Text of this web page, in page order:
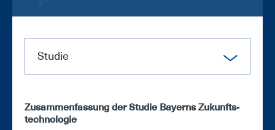
Stu­die
Zu­sam­men­fas­sung der Stu­die Bay­erns Zu­kunfts­
tech­no­lo­gie